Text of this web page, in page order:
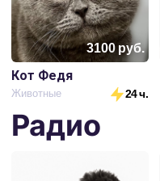
3100руб.
Кот Федя
Животные 24 ч.
Радио